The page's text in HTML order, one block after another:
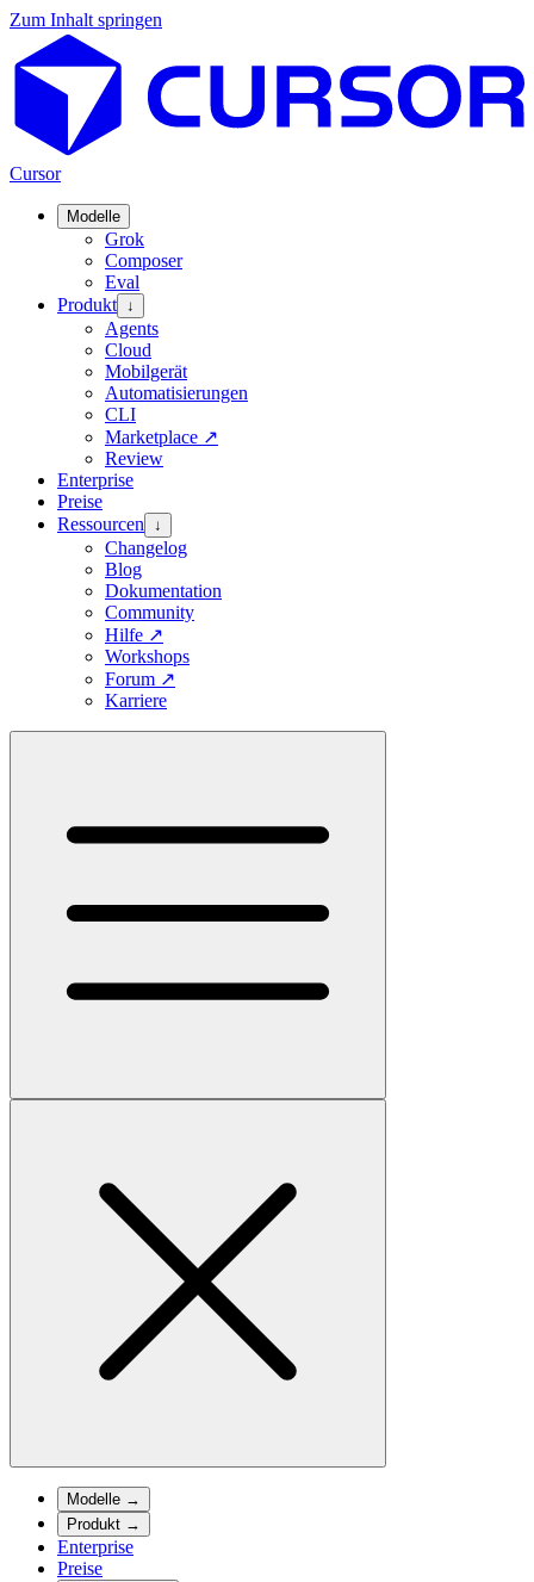
Zum Inhalt springen
Cursor
Modelle
Grok
Composer
Eval
Produkt ↓
Agents
Cloud
Mobilgerät
Automatisierungen
CLI
Marketplace ↗
Review
Enterprise
Preise
Ressourcen
↓
Changelog
Blog
Dokumentation
Community
Hilfe ↗
Workshops
Forum ↗
Karriere
Modelle →
Produkt →
Enterprise
Preise